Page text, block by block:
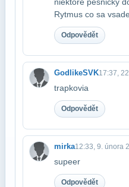
Rytmus co sa
Odpovědět
GodlikeSVK17:37,
trapkovia
Odpovědět
mirka12:33, 9. února
supeer
Odpovědět